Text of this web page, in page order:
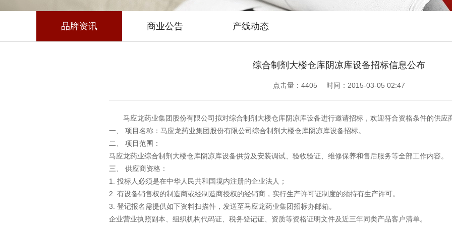
品牌资讯 商业公告 产线动态
综合制剂大楼仓库阴凉库设备招标信息公布
点击量： 4405 时间：2015-03-05 02:47
马应龙药业集团股份有限公司拟对综合制剂大楼仓库阴凉库设备进行邀请招标，欢迎符合资格条件的供应
一、 项目名称：马应龙药业集团股份有限公司综合制剂大楼仓库阴凉库设备招标。
二、 项目范围：
马应龙药业综合制剂大楼仓库阴凉库设备供货及安装调试、验收验证、维修保养和售后服务等全部工作内容。
三、 供应商资格：
1. 投标人必须是在中华人民共和国境内注册的企业法人；
2. 有设备销售权的制造商或经制造商授权的经销商，实行生产许可证制度的须持有生产许可。
3. 登记报名需提供如下资料扫描件，发送至马应龙药业集团招标办邮箱。
企业营业执照副本、组织机构代码证、税务登记证、资质等资格证明文件及近三年同类产品客户清单。